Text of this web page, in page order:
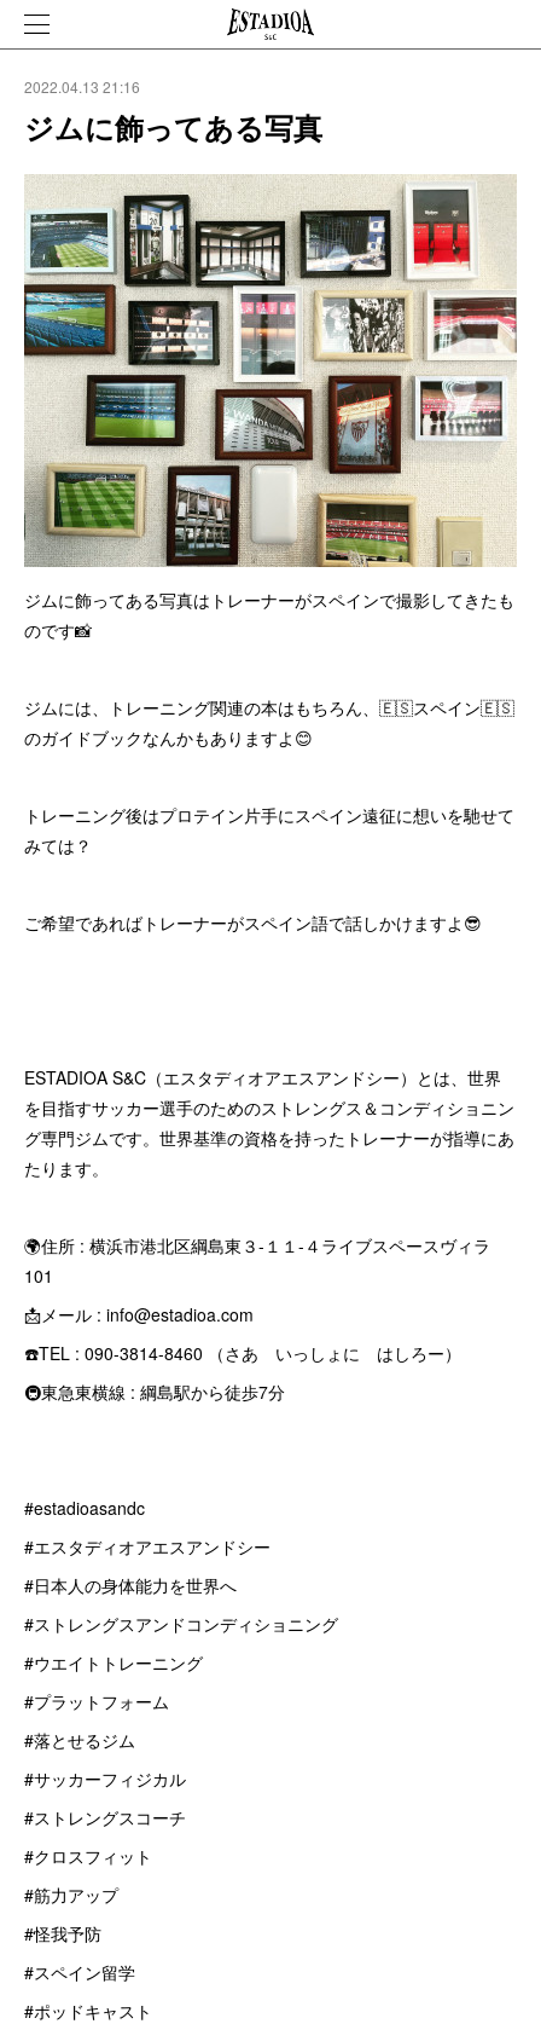
2022.04.13 21:16
ジムに飾ってある写真
ジムに飾ってある写真はトレーナーがスペインで撮影してきたも
のです📸
ジムには、トレーニング関連の本はもちろん、🇪🇸スペイン🇪🇸
のガイドブックなんかもありますよ😊
トレーニング後はプロテイン片手にスペイン遠征に想いを馳せて
みては？
ご希望であればトレーナーがスペイン語で話しかけますよ😎
ESTADIOA S&C（エスタディオアエスアンドシー）とは、世界
を目指すサッカー選手のためのストレングス＆コンディショニン
グ専門ジムです。世界基準の資格を持ったトレーナーが指導にあ
たります。
🌍住所 : 横浜市港北区綱島東３-１１-４ライブスペースヴィラ
101
📩メール : info@estadioa.com
☎️TEL : 090-3814-8460 （さあ いっしょに はしろー）
🚇東急東横線 : 綱島駅から徒歩7分
#estadioasandc
#エスタディオアエスアンドシー
#日本人の身体能力を世界へ
#ストレングスアンドコンディショニング
#ウエイトトレーニング
#プラットフォーム
#落とせるジム
#サッカーフィジカル
#ストレングスコーチ
#クロスフィット
#筋力アップ
#怪我予防
#スペイン留学
#ポッドキャスト